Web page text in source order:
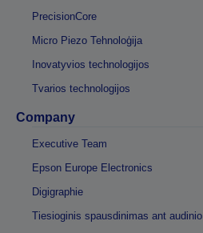
PrecisionCore
Micro Piezo Tehnoloģija
Inovatyvios technologijos
Tvarios technologijos
Company
Executive Team
Epson Europe Electronics
Digigraphie
Tiesioginis spausdinimas ant audinio